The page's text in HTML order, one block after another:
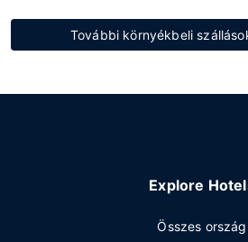
További környékbeli
Explore
Összes ország